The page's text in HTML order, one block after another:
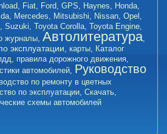
Fiat Ford GPS Haynes Honda
Mercedes Mitsubishi Nissan Opel
Suzuki Toyota Corolla Toyota Engine
журналы Автолитература
эксплуатации карты Каталог
правила дорожного движения
автомобилей Руководство
по ремонту в цветных
по эксплуатации Скачать
схемы автомобилей